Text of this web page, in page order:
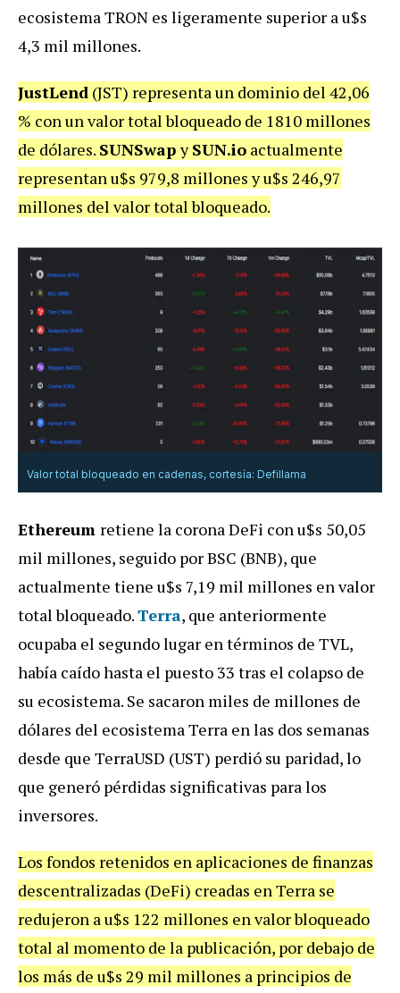
ecosistema TRON es ligeramente superior a u$s
4,3 mil millones.
JustLend (JST) representa un dominio del 42,06
% con un valor total bloqueado de 1810 millones
de dólares. SUNSwapySUN.io actualmente
representan u$s 979,8 millones y u$s 246,97
millones del valor total bloqueado.
Valor total bloqueado en cadenas, cortesía: Defillama
Ethereum retiene la corona DeFi con u$s 50,05
mil millones, seguido por BSC (BNB), que
actualmente tiene u$s 7,19 mil millones en valor
total bloqueado.Terra, que anteriormente
ocupaba el segundo lugar en términos de TVL,
había caído hasta el puesto 33 tras el colapso de
su ecosistema. Se sacaron miles de millones de
dólares del ecosistema Terra en las dos semanas
desde que TerraUSD (UST) perdió su paridad, lo
que generó pérdidas significativas para los
inversores.
Los fondos retenidos en aplicaciones de finanzas
descentralizadas (DeFi) creadas en Terra se
redujeron a u$s 122 millones en valor bloqueado
total al momento de la publicación, por debajo de
los más de u$s 29 mil millones a principios de